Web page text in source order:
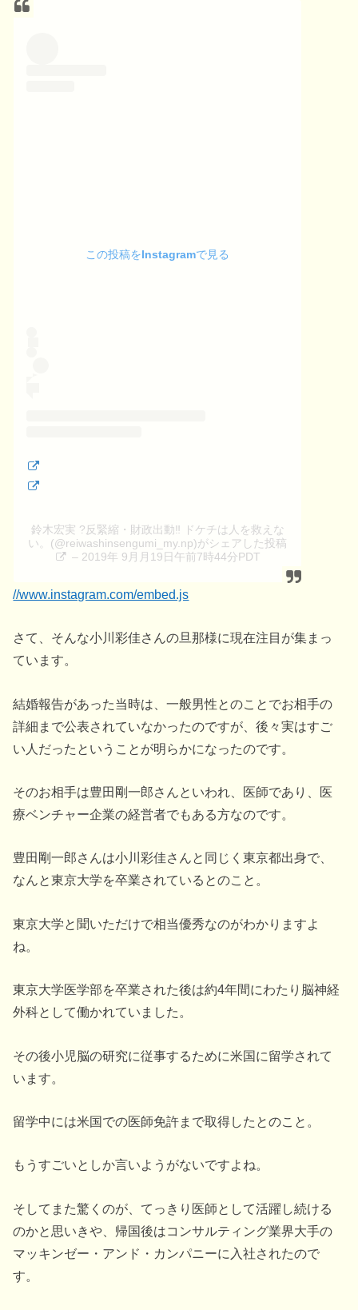
この投稿をInstagramで見る
鈴木宏実 ?反緊縮・財政出動‼︎ ドケチは人を救えな
い。(@reiwashinsengumi_my.np)がシェアした投稿
– 2019年 9月月19日午前7時44分PDT
//www.instagram.com/embed.js
さて、そんな小川彩佳さんの旦那様に現在注目が集まっ
ています。
結婚報告があった当時は、一般男性とのことでお相手の
詳細まで公表されていなかったのですが、後々実はすご
い人だったということが明らかになったのです。
そのお相手は豊田剛一郎さんといわれ、医師であり、医
療ベンチャー企業の経営者でもある方なのです。
豊田剛一郎さんは小川彩佳さんと同じく東京都出身で、
なんと東京大学を卒業されているとのこと。
東京大学と聞いただけで相当優秀なのがわかりますよ
ね。
東京大学医学部を卒業された後は約4年間にわたり脳神経
外科として働かれていました。
その後小児脳の研究に従事するために米国に留学されて
います。
留学中には米国での医師免許まで取得したとのこと。
もうすごいとしか言いようがないですよね。
そしてまた驚くのが、てっきり医師として活躍し続ける
のかと思いきや、帰国後はコンサルティング業界大手の
マッキンゼー・アンド・カンパニーに入社されたので
す。